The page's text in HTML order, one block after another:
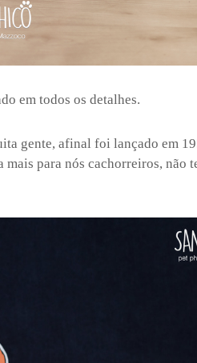
em todos os detalhes.
gente, afinal foi lançado em
para nós cachorreiros, não